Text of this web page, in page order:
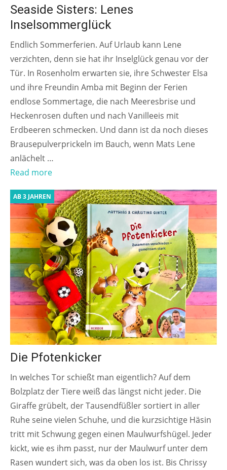
Seaside Sisters: Lenes
Inselsommerglück
Endlich Sommerferien. Auf Urlaub kann Lene
verzichten, denn sie hat ihr Inselglück genau vor der
Tür. In Rosenholm erwarten sie, ihre Schwester Elsa
und ihre Freundin Amba mit Beginn der Ferien
endlose Sommertage, die nach Meeresbrise und
Heckenrosen duften und nach Vanilleeis mit
Erdbeeren schmecken. Und dann ist da noch dieses
Brausepulverprickeln im Bauch, wenn Mats Lene
anlächelt …
Read more
AB 3 JAHREN
Die Pfotenkicker
In welches Tor schießt man eigentlich? Auf dem
Bolzplatz der Tiere weiß das längst nicht jeder. Die
Giraffe grübelt, der Tausendfüßler sortiert in aller
Ruhe seine vielen Schuhe, und die kurzsichtige Häsin
tritt mit Schwung gegen einen Maulwurfshügel. Jeder
kickt, wie es ihm passt, nur der Maulwurf unter dem
Rasen wundert sich, was da oben los ist. Bis Chrissy